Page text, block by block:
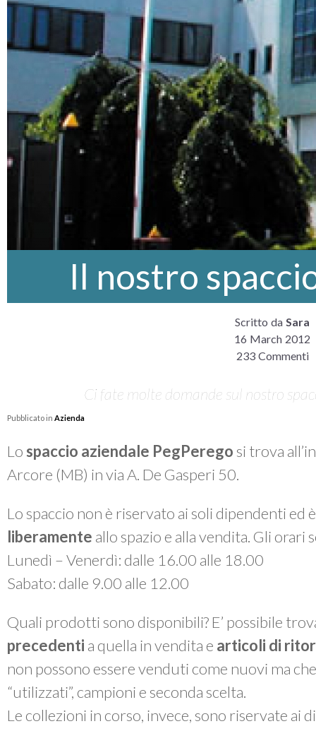
Il nostro
Scritto da Sara
16 March 2012
233 Commenti
Ci fate molte domande sul nostro
Pubblicato in Azienda
Lo spaccio aziendale PegPerego si trova
Arcore (MB) in via A. De Gasperi 50.
Lo spaccio non è riservato ai soli dipendenti ed
liberamente allo spazio e alla vendita. Gli orari
Lunedì – Venerdì: dalle 16.00 alle 18.00
Sabato: dalle 9.00 alle 12.00
Quali prodotti sono disponibili? E’ possibile
precedenti a quella in vendita e articoli di
non possono essere venduti come nuovi ma
“utilizzati”, campioni e seconda scelta.
Le collezioni in corso, invece, sono riservate ai